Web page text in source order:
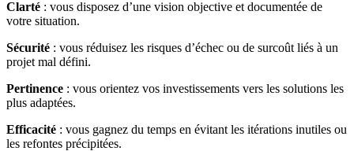
Clarté : vous disposez d’une vision objective et documentée de
votre situation.
Sécurité : vous réduisez les risques d’échec ou de surcoût liés à un
projet mal défini.
Pertinence : vous orientez vos investissements vers les solutions les
plus adaptées.
Efficacité : vous gagnez du temps en évitant les itérations inutiles ou
les refontes précipitées.